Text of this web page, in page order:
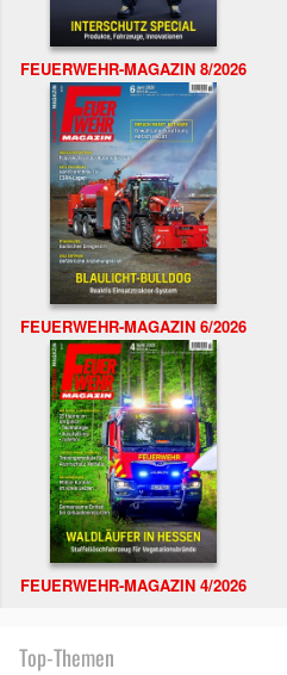
FEUERWEHR-MAGAZIN 8/2026
FEUERWEHR-MAGAZIN 6/2026
FEUERWEHR-MAGAZIN 4/2026
Top-Themen